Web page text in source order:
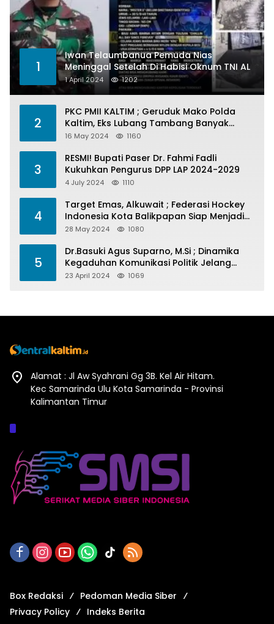
1
Iwan Telaumbanua Pemuda Nias
Meninggal Setelah Di Habisi Oknum TNI AL
1 April 2024 1202
2
PKC PMII KALTIM ; Geruduk Mako Polda
Kaltim, Eks Lubang Tambang Banyak
Menelan Korban
16 May 2024 1160
3
RESMI! Bupati Paser Dr. Fahmi Fadli
Kukuhkan Pengurus DPP LAP 2024-2029
4 July 2024 1110
4
Target Emas, Alkuwait ; Federasi Hockey
Indonesia Kota Balikpapan Siap Menjadi
Barometer Prestasi Di Kaltim
28 May 2024 1080
5
Dr.Basuki Agus Suparno, M.Si ; Dinamika
Kegaduhan Komunikasi Politik Jelang
Pesta Politik 2024
23 April 2024 1069
Alamat : Jl Aw Syahrani Gg 3B. Kel Air Hitam.
Kec Samarinda Ulu Kota Samarinda - Provinsi
Kalimantan Timur
Box Redaksi
Pedoman Media Siber
Privacy Policy
Indeks Berita